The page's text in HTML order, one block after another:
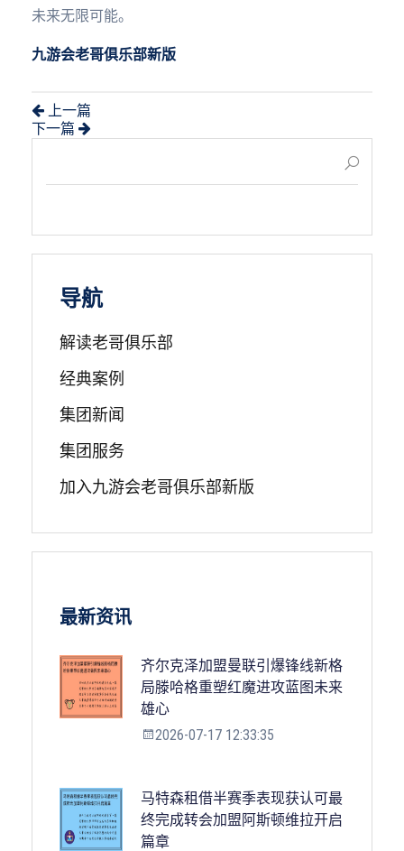
未来无限可能。
九游会老哥俱乐部新版
上一篇
下一篇
导航
解读老哥俱乐部
经典案例
集团新闻
集团服务
加入九游会老哥俱乐部新版
最新资讯
齐尔克泽加盟曼联引爆锋线新格
局滕哈格重塑红魔进攻蓝图未来
雄心
2026-07-17 12:33:35
马特森租借半赛季表现获认可最
终完成转会加盟阿斯顿维拉开启
篇章